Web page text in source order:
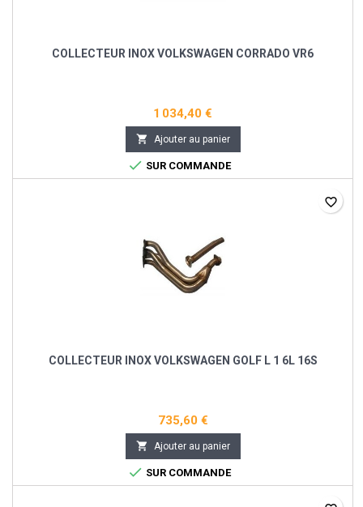
COLLECTEUR INOX VOLKSWAGEN CORRADO VR6
1 034,40 €
 Ajouter au panier
 SUR COMMANDE
COLLECTEUR INOX VOLKSWAGEN GOLF L 1 6L 16S
735,60 €
 Ajouter au panier
 SUR COMMANDE
favorite_border